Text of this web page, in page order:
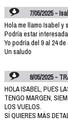
7/05/2025 -
Hola me llamo Isabel y
Podría estar
Yo podría del 9 al 24
Un saludo
8/05/2025 -
HOLA ISABEL, PUES
TENGO MARGEN,
LOS VUELOS.
SÍ QUIERES MÁS